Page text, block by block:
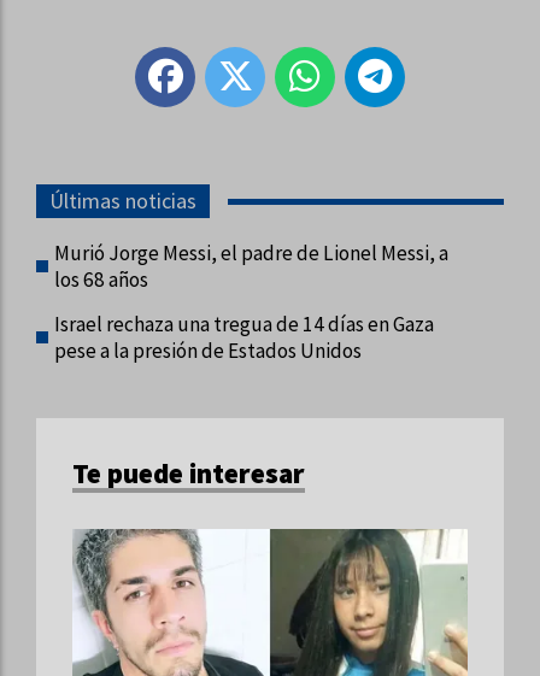
Últimas noticias
Murió Jorge Messi, el padre de Lionel Messi, a
los 68 años
Israel rechaza una tregua de 14 días en Gaza
pese a la presión de Estados Unidos
Te puede interesar